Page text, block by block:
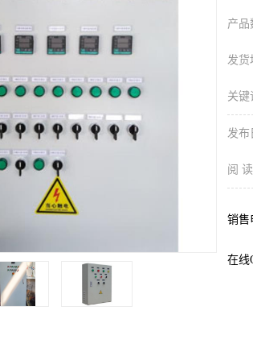
产品
发货
关键
发布
阅 读
销售
在线